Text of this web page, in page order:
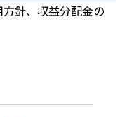
針、収益分配金の